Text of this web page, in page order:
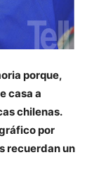
porque,
casa a
chilenas.
por
recuerdan un